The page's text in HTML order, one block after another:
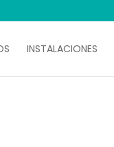
INSTALACIONES